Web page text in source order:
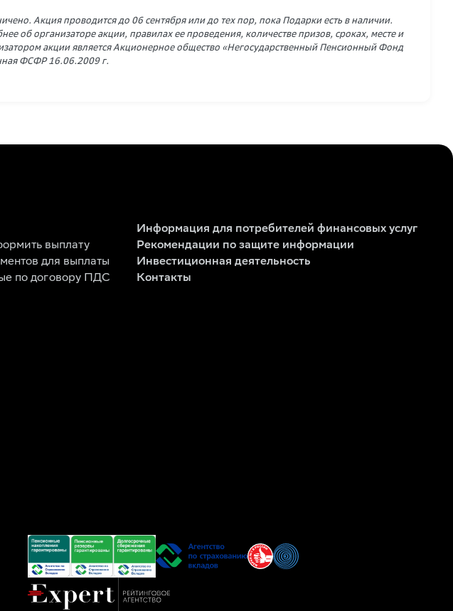
Акция проводится до 06 сентября или до тех пор, пока Подарки есть в наличии.
об организаторе акции, правилах ее проведения, количестве призов, сроках, месте и
акции является Акционерное общество «Негосударственный Пенсионный Фонд
ФCФР 16.06.2009 г.
выплату
для выплаты
по договору ПДС
Информация для потребителей финансовых услуг
Рекомендации по защите информации
Инвестиционная деятельность
Контакты